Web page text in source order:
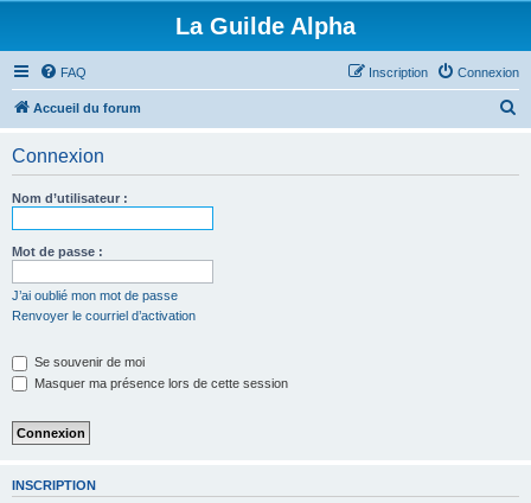
La Guilde Alpha
FAQ Connexion
Inscription
Accueil du forum
Connexion
Nom d’utilisateur :
Mot de passe :
J’ai oublié mon mot de passe
Renvoyer le courriel d’activation
Se souvenir de moi
Masquer ma présence lors de cette session
INSCRIPTION